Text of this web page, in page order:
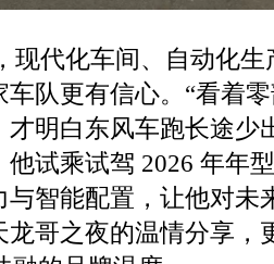
现代化车间、自动化
队更有信心。“看着
明白东风车跑长途少
试乘试驾 2026 年年
与智能配置，让他对未
龙哥之夜的温情分享，